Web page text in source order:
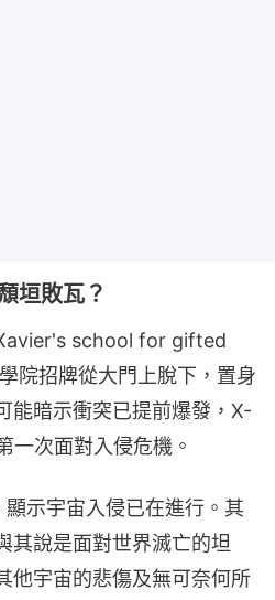
垣敗瓦？
school for gifted
院招牌從大門上脫下，置身
能暗示衝突已提前爆發，X-
一次面對入侵危機。
示宇宙入侵已在進行。其
其說是面對世界滅亡的坦
他宇宙的悲傷及無可奈何所